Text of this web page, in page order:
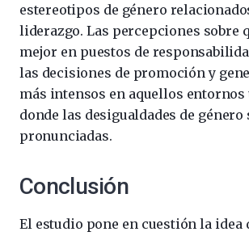
estereotipos de género
liderazgo. Las percepciones sobre
mejor en puestos de
las decisiones de promoción y
más intensos en aquellos entornos
donde las desigualdades de género
pronunciadas.
Conclusión
El estudio pone en cuestión la idea